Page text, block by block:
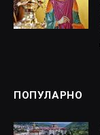
ПОПУЛАРНО